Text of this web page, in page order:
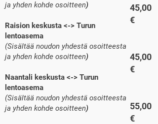
ja yhden kohde osoitteen)
Raision keskusta <-> Turun
lentoasema
(Sisältää noudon yhdestä osoitteesta
ja yhden kohde osoitteen)
Naantali keskusta <-> Turun
lentoasema
(Sisältää noudon yhdestä osoitteesta
ja yhden kohde osoitteen)
45,00
€
45,00
€
55,00
€